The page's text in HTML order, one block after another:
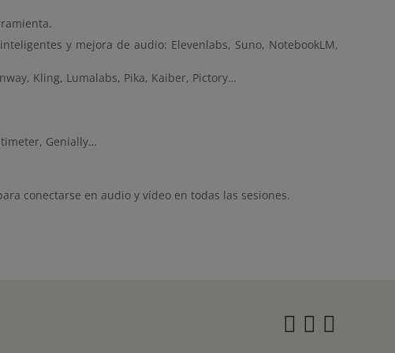
y mejora de audio: Elevenlabs, Suno, NotebookLM,
Kling, Lumalabs, Pika, Kaiber, Pictory…
Genially…
conectarse en audio y vídeo en todas las sesiones.
Twitter